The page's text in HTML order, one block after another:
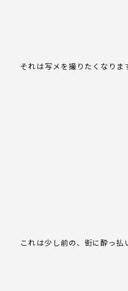
それは写メを撮りたくなりま
これは少し前の、街に酔っ払